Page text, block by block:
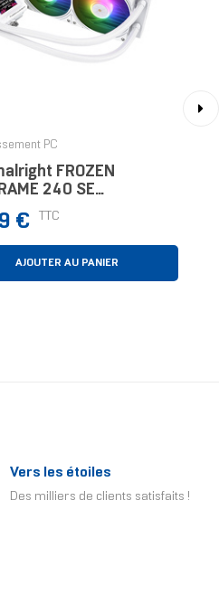
PC
FROZEN
240 SE
Kit Watercooling
Blanc 1 Pièce(s)
€ TTC
AJOUTER AU PANIER
Vers les étoiles
Des milliers de clients satisfaits !